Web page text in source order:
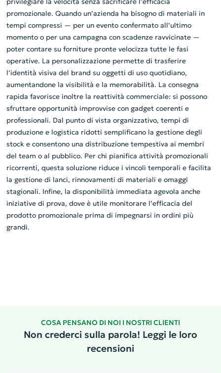
privilegiare la velocità senza sacrificare l’efficacia
promozionale. Quando un’azienda ha bisogno di materiali in
tempi compressi — per un evento confermato all’ultimo
momento o per una campagna con scadenze ravvicinate —
poter contare su forniture pronte velocizza tutte le fasi
operative. La personalizzazione permette di trasferire
l’identità visiva del brand su oggetti di uso quotidiano,
aumentandone la visibilità e la memorabilità. La consegna
rapida favorisce inoltre la reattività commerciale: si possono
sfruttare opportunità improvvise con gadget coerenti e
professionali. Dal punto di vista organizzativo, tempi di
produzione e logistica ridotti semplificano la gestione degli
stock e consentono una distribuzione tempestiva ai membri
del team o al pubblico. Per chi pianifica attività promozionali
ricorrenti, questa soluzione riduce i vincoli temporali e facilita
la gestione di lanci, rinnovamenti di materiali e omaggi
stagionali. Infine, la disponibilità immediata agevola anche
iniziative di prova, dove è utile monitorare l’efficacia del
prodotto promozionale prima di impegnarsi in ordini più
grandi.
COSA PENSANO DI NOI I NOSTRI CLIENTI
Non crederci sulla parola! Leggi le loro
recensioni